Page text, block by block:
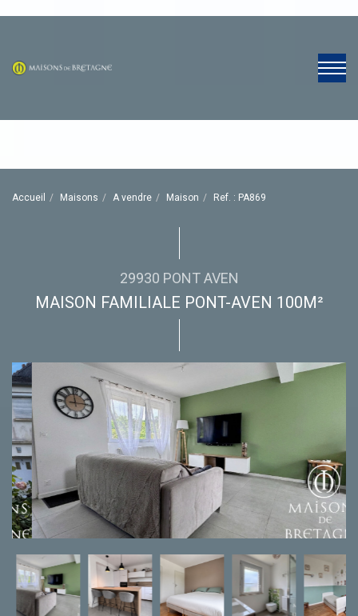
Accueil Maisons A vendre Maison Ref. : PA869
29930 PONT AVEN
MAISON FAMILIALE PONT-AVEN 100M²